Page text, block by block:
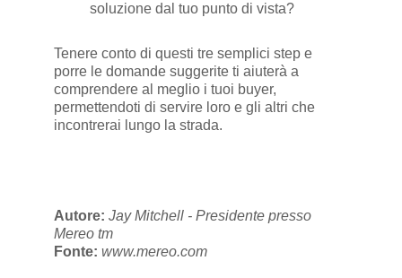
soluzione dal tuo punto di vista?
Tenere conto di questi tre semplici step e
porre le domande suggerite ti aiuterà a
comprendere al meglio i tuoi buyer,
permettendoti di servire loro e gli altri che
incontrerai lungo la strada.
Autore: Jay Mitchell - Presidente presso
Mereo tm
Fonte: www.mereo.com